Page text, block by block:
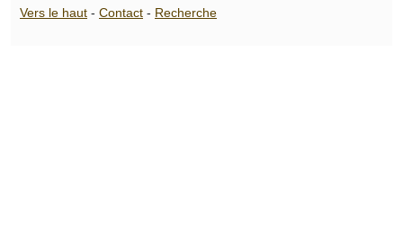
Vers le haut - Contact - Recherche